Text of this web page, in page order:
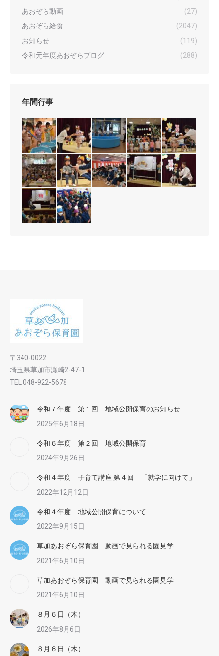
あおぞら動画
(27)
あおぞら給食
(2047)
お知らせ
(119)
令和元年度あおぞらブログ
(288)
年間行事
〒340-0022
埼玉県草加市瀬崎2-47-1
TEL 048-922-5678
令和７年度 第１回 地域公開保育のお知らせ
2025年6月18日
令和６年度 第２回 地域公開保育
2024年9月26日
令和４年度 子育て講座 第４回 「就学に向けて」
2022年12月12日
令和４年度 地域公開保育について
2022年9月15日
草加あおぞら保育園 動画で見られる園見学
2021年6月10日
草加あおぞら保育園 動画で見られる園見学
2021年6月10日
８月６日（木）
2026年8月6日
８月６日（木）